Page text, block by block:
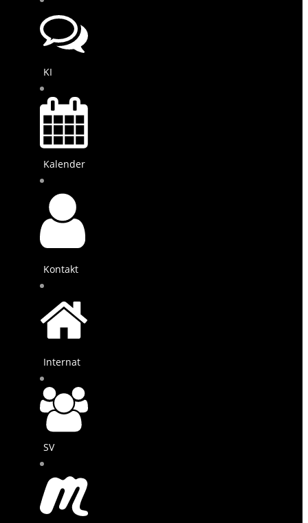
KI
Kalender
Kontakt
Internat
SV